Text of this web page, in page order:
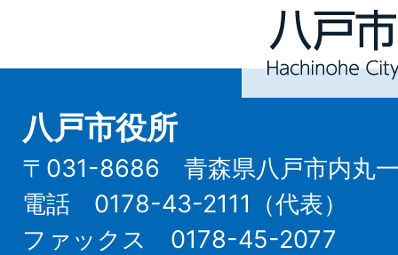
Hachinohe
City
八戸市役所
〒031-8686 青森県八戸市内丸一
電話 0178-43-2111（代表）
ファックス 0178-45-2077